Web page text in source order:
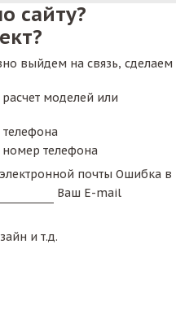
сайту?
выйдем на связь, сделаем
моделей или
телефона
почты Ошибка в
Ваш E-mail
и т.д.